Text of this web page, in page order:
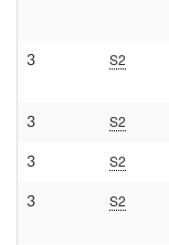
3 S2
3 S2
3 S2
3 S2